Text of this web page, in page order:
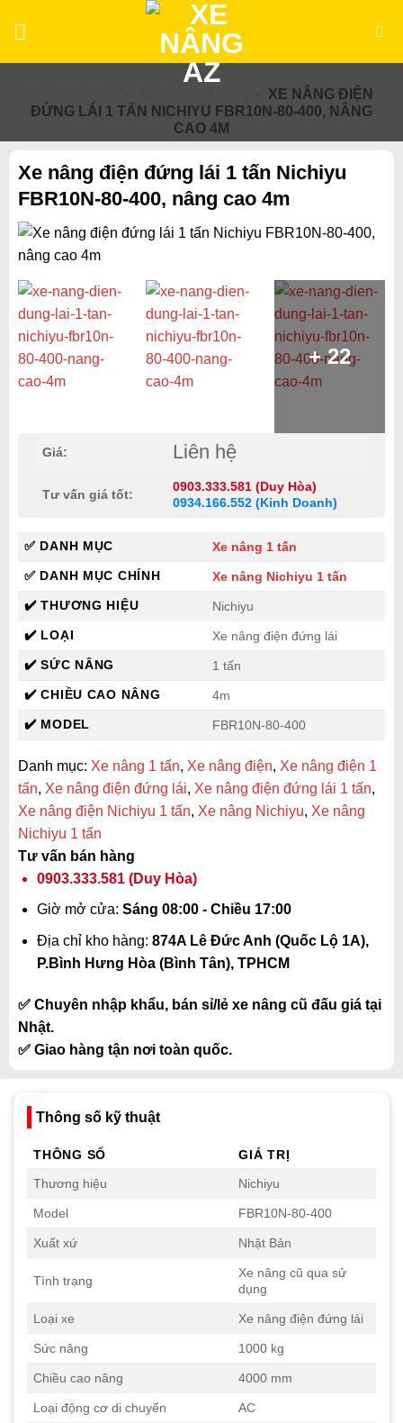
XE NÂNG ĐIỆN
ĐỨNG LÁI 1 TẤN NICHIYU FBR10N-80-400, NÂNG
CAO 4M
Xe nâng điện đứng lái 1 tấn Nichiyu
FBR10N-80-400, nâng cao 4m
+ 22
Giá: Liên hệ
Tư vấn giá tốt:
0903.333.581 (Duy Hòa)
0934.166.552 (Kinh Doanh)
✅ DANH MỤC
Xe nâng 1 tấn
✅ DANH MỤC CHÍNH
Xe nâng Nichiyu 1 tấn
✔️ THƯƠNG HIỆU
Nichiyu
✔️ LOẠI
Xe nâng điện đứng lái
✔️ SỨC NÂNG
1 tấn
✔️ CHIỀU CAO NÂNG
4m
✔️ MODEL
FBR10N-80-400
Danh mục: Xe nâng 1 tấn, Xe nâng điện, Xe nâng điện 1
tấn, Xe nâng điện đứng lái, Xe nâng điện đứng lái 1 tấn,
Xe nâng điện Nichiyu 1 tấn, Xe nâng Nichiyu, Xe nâng
Nichiyu 1 tấn
Tư vấn bán hàng
0903.333.581 (Duy Hòa)
Giờ mở cửa: Sáng 08:00 - Chiều 17:00
Địa chỉ kho hàng: 874A Lê Đức Anh (Quốc Lộ 1A),
P.Bình Hưng Hòa (Bình Tân), TPHCM
✅ Chuyên nhập khẩu, bán sỉ/lẻ xe nâng cũ đấu giá tại
Nhật.
✅ Giao hàng tận nơi toàn quốc.
Thông số kỹ thuật
THÔNG SỐ
GIÁ TRỊ
Thương hiệu
Nichiyu
Model FBR10N-80-400
Xuất xứ Nhật Bản
Tình trạng
Xe nâng cũ qua sử
dụng
Loại xe Xe nâng điện đứng lái
Sức nâng 1000 kg
Chiều cao nâng 4000 mm
Loại động cơ di chuyển AC